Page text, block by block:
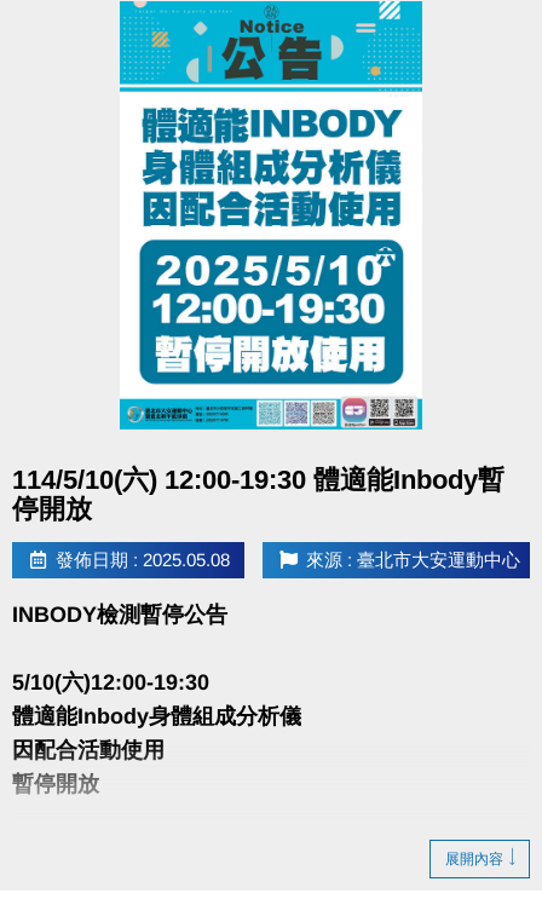
詳細活動內容與規範，歡迎參考報名頁：
https://reurl.cc/YYmkLn
114/5/10(六) 12:00-19:30 體適能Inbody暫
停開放
發佈日期 : 2025.05.08 來源 : 臺北市大安運動中心
INBODY檢測暫停公告
5/10(六)12:00-19:30
體適能Inbody身體組成分析儀
因配合活動使用
暫停開放
展開內容